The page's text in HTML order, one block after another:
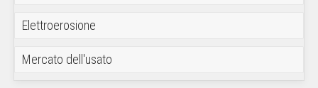
INSERTI
Elettroerosione
Mercato dell'usato